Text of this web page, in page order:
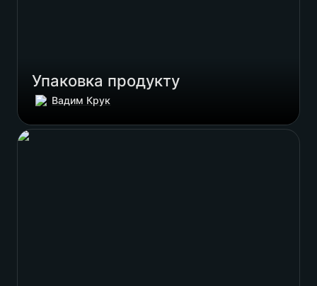
Упаковка продукту
Вадим Крук
Експодизайн